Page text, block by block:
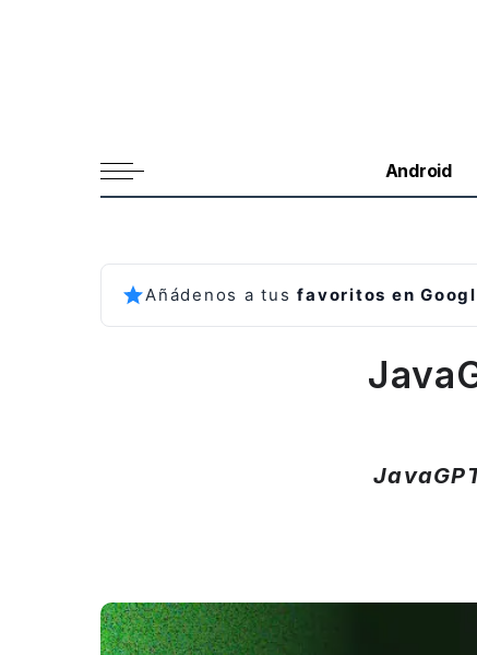
Android
Añádenos a tusfavoritos en